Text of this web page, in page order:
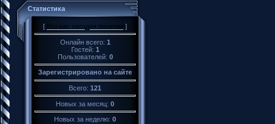
Статистика
[ Кто нас сегодня посетил ]
Онлайн всего: 1
Гостей: 1
Пользователей: 0
Зарегистрировано на сайте
Всего: 121
Новых за месяц: 0
Новых за неделю: 0